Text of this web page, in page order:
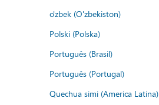
o'zbek (O'zbekiston)
Polski (Polska)
Português (Brasil)
Português (Portugal)
Quechua simi (America Latina)